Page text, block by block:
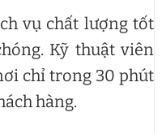
vụ chất lượng tốt
Kỹ thuật viên
chỉ trong 30 phút
hàng.